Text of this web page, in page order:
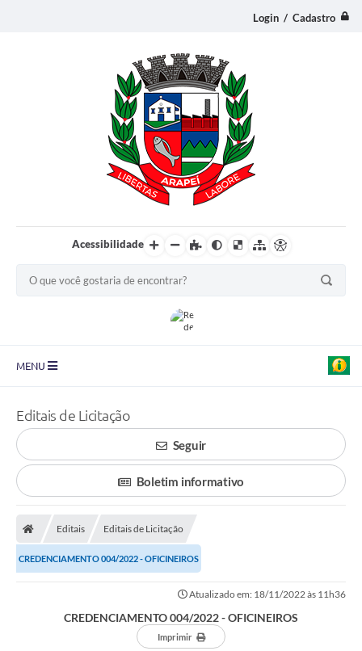
Login / Cadastro
Acessibilidade
MENU
Transparência
Diário Oficial
Legislação
Turismo
Ouvidoria
Editais de Licitação
Seguir
Boletim informativo
Editais Editais de Licitação
CREDENCIAMENTO 004/2022 - OFICINEIROS
Atualizado em: 18/11/2022 às 11h36
CREDENCIAMENTO 004/2022 - OFICINEIROS
Imprimir